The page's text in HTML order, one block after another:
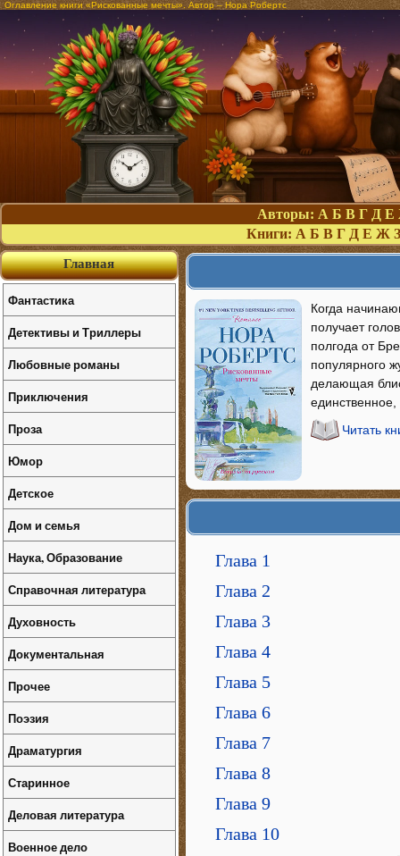
Оглавление книги «Рискованные мечты». Автор – Нора Робертс
Авторы: А Б В Г Д Е
Книги: А Б В Г Д Е Ж З
Когда
получает
полгода от
популярного
делающая
Читать
Глава 1
Глава 2
Глава 3
Глава 4
Глава 5
Глава 6
Глава 7
Глава 8
Глава 9
Глава 10
Главная
Фантастика
Детективы и Триллеры
Любовные романы
Приключения
Проза
Юмор
Детское
Дом и семья
Наука, Образование
Справочная литература
Духовность
Документальная
Прочее
Поэзия
Драматургия
Старинное
Деловая литература
Военное дело